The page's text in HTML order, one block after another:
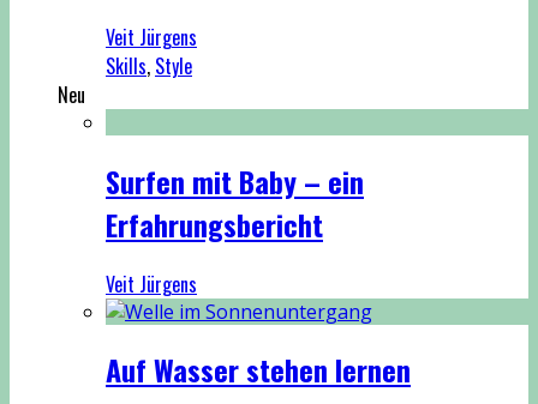
Veit Jürgens
Skills, Style
Neu
Surfen mit Baby – ein
Erfahrungsbericht
Veit Jürgens
Auf Wasser stehen lernen